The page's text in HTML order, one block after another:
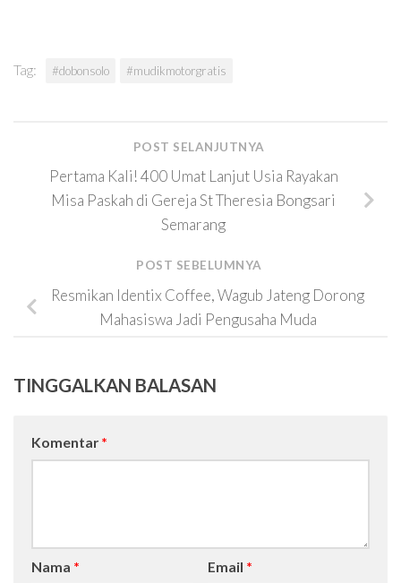
Tag: #dobonsolo #mudikmotorgratis
POST SELANJUTNYA
Pertama Kali! 400 Umat Lanjut Usia Rayakan
Misa Paskah di Gereja St Theresia Bongsari
Semarang
POST SEBELUMNYA
Resmikan Identix Coffee, Wagub Jateng Dorong
Mahasiswa Jadi Pengusaha Muda
TINGGALKAN BALASAN
Komentar *
Nama * Email *